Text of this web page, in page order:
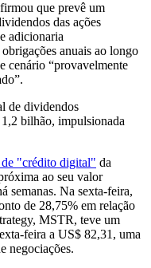
que prevê um
das ações
adicionaria
anuais ao longo
cenário “provavelmente
de dividendos
bilhão, impulsionada
"crédito digital" da
ao seu valor
semanas. Na sexta-feira,
de 28,75% em relação
MSTR, teve um
feira a US$ 82,31, uma
negociações.